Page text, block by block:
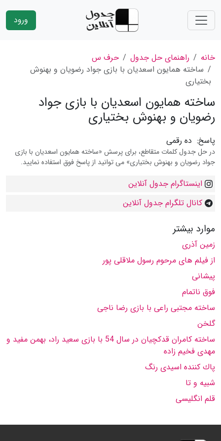
ورود
خانه راهنمای حل جدول
حرف س
ساخته همایون اسعدیان با بازى جواد رضویان و بهنوش
بختیارى
ساخته همایون اسعدیان با بازى جواد
رضویان و بهنوش بختیارى
پاسخ: ده رقمی
در حل جدول کلمات متقاطع، برای پرسش «ساخته همایون اسعدیان با بازى
جواد رضویان و بهنوش بختیارى» می توانید از پاسخ فوق استفاده نمایید.
اینستاگرام جدول آنلاین
کانال تلگرام جدول آنلاین
موارد بیشتر
زمین آذرى
از فیلم هاى مرحوم رسول ملاقلى پور
پیشانى
فوق ناتمام
ساخته مجتبى راعى با بازى رضا ناجى
گلخن
ساخته كامران قدكچیان در سال 54 با بازى سعید راد، بهمن مفید و
مهدى فخیم زاده
پاك كننده اسیدى رنگ
شبیه و تا
قلم انگلیسى